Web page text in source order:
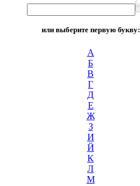
или выберите первую букву:
А
Б
В
Г
Д
Е
Ж
З
И
Й
К
Л
М